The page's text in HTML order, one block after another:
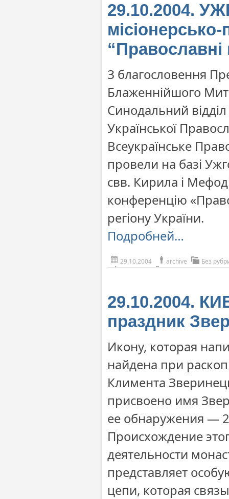
29.10.2004.
“Православні
З благословення
Блаженнійшого
Синодальний відділ
Української
Всеукраїнське
провели на базі
свв. Кирила і
конференцію
регіону України.
Подробней…
29.10.2004 archive Без
29.10.2004.
праздник
Икону, которая
найдена при
Климента
присвоено имя
ее обнаружения —
Происхождение
деятельности
представляет
цепи, которая